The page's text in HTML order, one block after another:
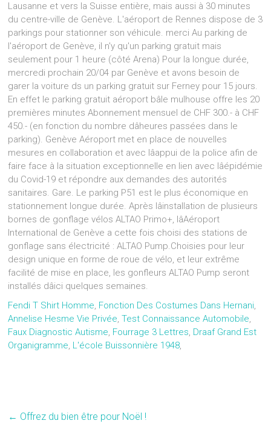
Lausanne et vers la Suisse entière, mais aussi à 30 minutes
du centre-ville de Genève. L'aéroport de Rennes dispose de 3
parkings pour stationner son véhicule. merci Au parking de
l'aéroport de Genève, il n'y qu'un parking gratuit mais
seulement pour 1 heure (côté Arena) Pour la longue durée,
mercredi prochain 20/04 par Genève et avons besoin de
garer la voiture ds un parking gratuit sur Ferney pour 15 jours.
En effet le parking gratuit aéroport bâle mulhouse offre les 20
premières minutes Abonnement mensuel de CHF 300.- à CHF
450.- (en fonction du nombre dâheures passées dans le
parking). Genève Aéroport met en place de nouvelles
mesures en collaboration et avec lâappui de la police afin de
faire face à la situation exceptionnelle en lien avec lâépidémie
du Covid-19 et répondre aux demandes des autorités
sanitaires. Gare. Le parking P51 est le plus économique en
stationnement longue durée. Après lâinstallation de plusieurs
bornes de gonflage vélos ALTAO Primo+, lâAéroport
International de Genève a cette fois choisi des stations de
gonflage sans électricité : ALTAO Pump.Choisies pour leur
design unique en forme de roue de vélo, et leur extrême
facilité de mise en place, les gonfleurs ALTAO Pump seront
installés dâici quelques semaines.
Fendi T Shirt Homme, Fonction Des Costumes Dans Hernani,
Annelise Hesme Vie Privée,Test Connaissance Automobile,
Faux Diagnostic Autisme, Fourrage 3 Lettres, Draaf Grand Est
Organigramme, L'école Buissonnière 1948,
← Offrez du bien être pour Noël !